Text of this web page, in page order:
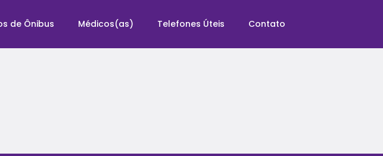
de Ônibus Médicos(as) Telefones Úteis Contato